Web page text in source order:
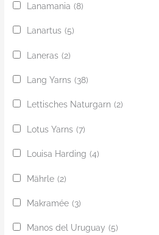
Lanamania (8)
Lanartus (5)
Laneras (2)
Lang Yarns (38)
Lettisches Naturgarn (2)
Lotus Yarns (7)
Louisa Harding (4)
Mährle (2)
Makramée (3)
Manos del Uruguay (5)